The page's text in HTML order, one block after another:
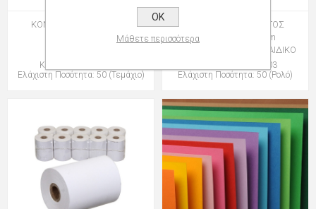
ΚΟΝΚΑΡΔΕΣ ΚΙΝΑΣ B-01
Κωδικός: 100915700
Ελάχιστη Ποσότητα: 50 (Τεμάχιο)
ΧΑΡΤΙ ΠΕΡΙΤΥΛΙΓΜΑΤΟΣ
R33J1NAN 0,70Χ2m
ΧΡΙΣΤΟΥΓΕΝΝΙΑΤΙΚΟ ΠΑΙΔΙΚΟ
Κωδικός: 109331003
Ελάχιστη Ποσότητα: 50 (Ρολό)
OK
Μάθετε περισσότερα